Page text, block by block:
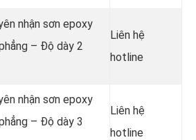
nhận sơn epoxy
– Độ dày 2
Liên hệ
hotline
nhận sơn epoxy
– Độ dày 3
Liên hệ
hotline